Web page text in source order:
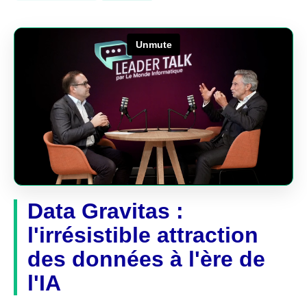
Data Gravitas :
l'irrésistible attraction
des données à l'ère de
l'IA